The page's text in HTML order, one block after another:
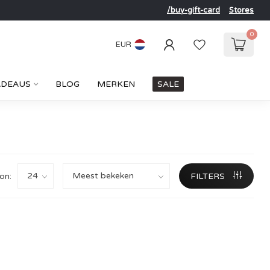
/buy-gift-card Stores
EUR
0
BLOG MERKEN SALE
FILTERS